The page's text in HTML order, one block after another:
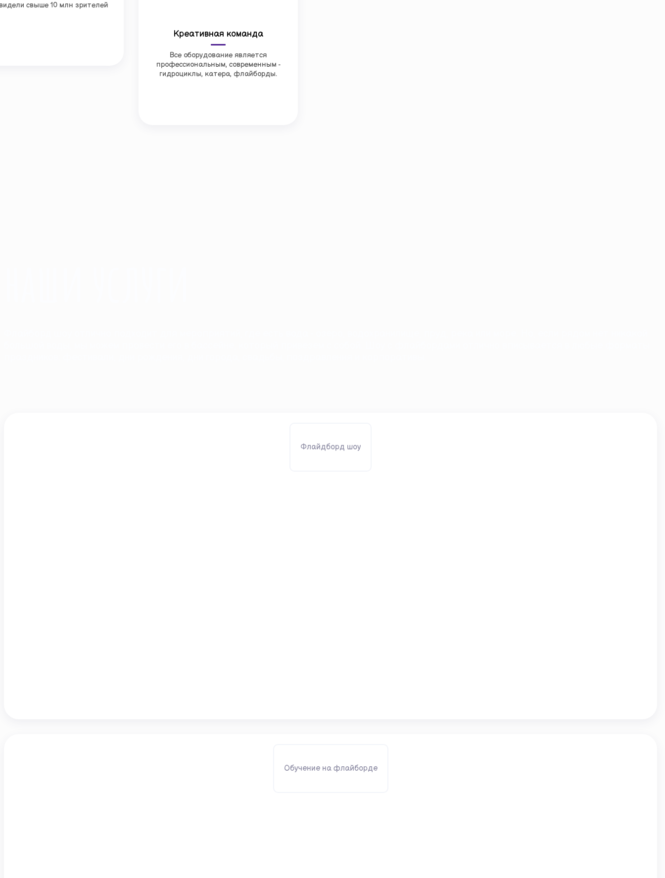
свыше 10 млн зрителей
Креативная команда
Все оборудование является
профессиональным, современным -
гидроциклы, катера, флайборды.
Флайдборд шоу
Обучение на флайборде